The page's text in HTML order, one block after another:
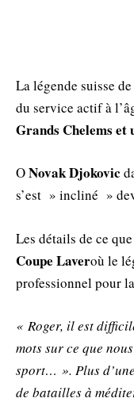
La légende suisse
du service actif à
Grands Chelems
ΟNovak Djokovic
s’est » incliné »
Les détails de ce
Coupe Laveroù le
professionnel pour
« Roger, il est
mots sur ce que
sport… ». Plus
de batailles à